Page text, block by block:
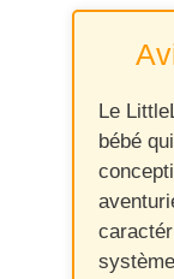
Le
bébé